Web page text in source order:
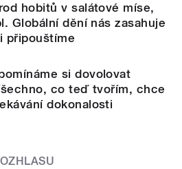
hobitů v salátové míse,
Globální dění nás zasahuje
připouštíme
si dovolovat
co teď tvořím, chce
dokonalosti